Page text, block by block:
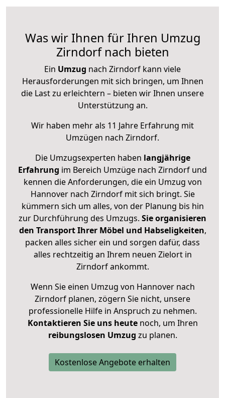
Was wir Ihnen für Ihren Umzug
Zirndorf nach bieten
Ein Umzug nach Zirndorf kann viele
Herausforderungen mit sich bringen, um Ihnen
die Last zu erleichtern – bieten wir Ihnen unsere
Unterstützung an.
Wir haben mehr als 11 Jahre Erfahrung mit
Umzügen nach Zirndorf.
Die Umzugsexperten haben langjährige
Erfahrung im Bereich Umzüge nach Zirndorf und
kennen die Anforderungen, die ein Umzug von
Hannover nach Zirndorf mit sich bringt. Sie
kümmern sich um alles, von der Planung bis hin
zur Durchführung des Umzugs. Sie organisieren
den Transport Ihrer Möbel und Habseligkeiten,
packen alles sicher ein und sorgen dafür, dass
alles rechtzeitig an Ihrem neuen Zielort in
Zirndorf ankommt.
Wenn Sie einen Umzug von Hannover nach
Zirndorf planen, zögern Sie nicht, unsere
professionelle Hilfe in Anspruch zu nehmen.
Kontaktieren Sie uns heutenoch, um Ihren
reibungslosen Umzug zu planen.
Kostenlose Angebote erhalten